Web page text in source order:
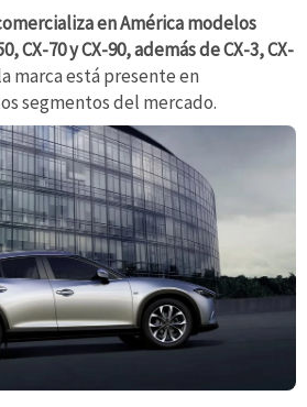
en América modelos
CX-70 y CX-90, además de CX-3, CX-
marca está presente en
segmentos del mercado.